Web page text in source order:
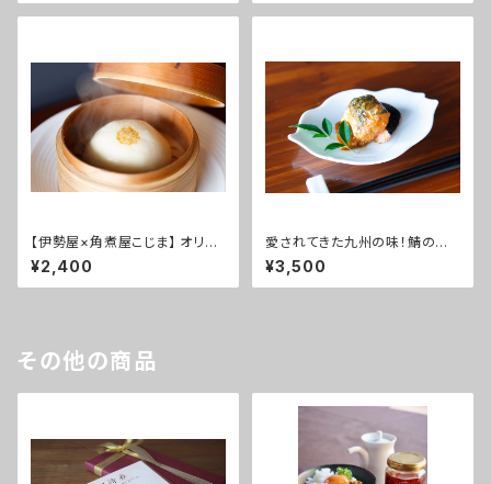
【伊勢屋×角煮屋こじま】 オリジ
ナルほぐし角煮豚まん(1個80g×
6個)
¥2,400
愛されてきた九州の味！鯖の糠
床炊き(1箱:2切れ×8パック入)
¥3,500
その他の商品